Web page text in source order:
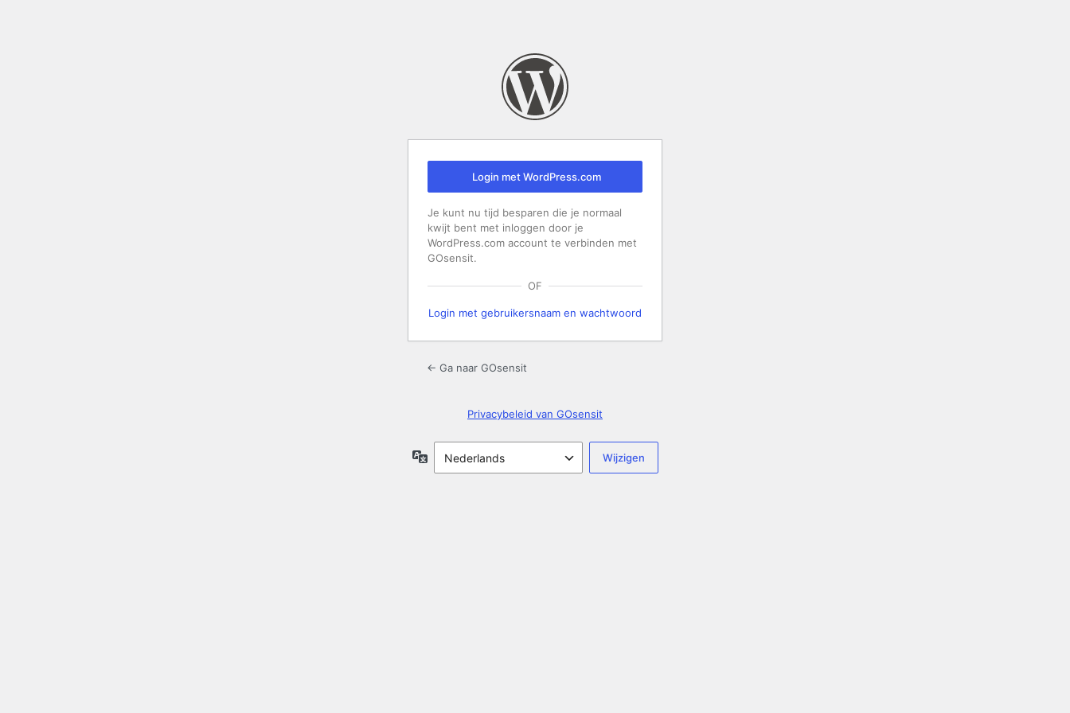
Login met WordPress.com
Je kunt nu tijd besparen die je normaal
kwijt bent met inloggen door je
WordPress.com account te verbinden met
GOsensit.
OF
Login met gebruikersnaam en wachtwoord
← Ga naar GOsensit
Privacybeleid van GOsensit
Taal